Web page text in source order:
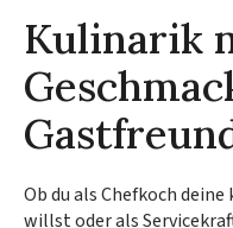
Kulinarik
Ob du als Chefkoch
willst oder als